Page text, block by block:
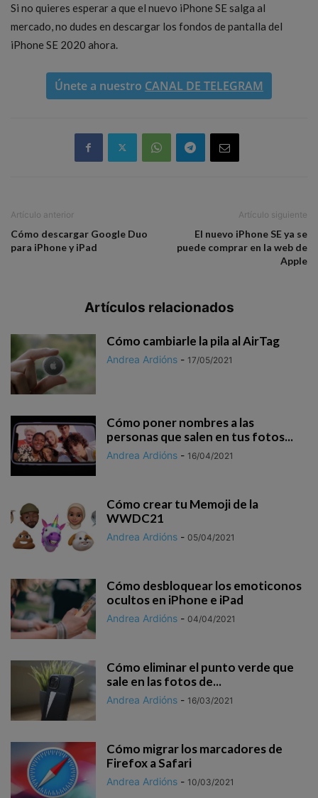
Si no quieres esperar a que el nuevo iPhone SE salga al
mercado, no dudes en descargar los fondos de pantalla del
iPhone SE 2020 ahora.
Únete a nuestro CANAL DE TELEGRAM
Artículo anterior
Cómo descargar Google Duo
para iPhone y iPad
Artículo siguiente
El nuevo iPhone SE ya se
puede comprar en la web de
Apple
Artículos relacionados
Cómo cambiarle la pila al AirTag
Andrea Ardións - 17/05/2021
Cómo poner nombres a las
personas que salen en tus fotos...
Andrea Ardións - 16/04/2021
Cómo crear tu Memoji de la
WWDC21
Andrea Ardións - 05/04/2021
Cómo desbloquear los emoticonos
ocultos en iPhone e iPad
Andrea Ardións - 04/04/2021
Cómo eliminar el punto verde que
sale en las fotos de...
Andrea Ardións - 16/03/2021
Cómo migrar los marcadores de
Firefox a Safari
Andrea Ardións - 10/03/2021